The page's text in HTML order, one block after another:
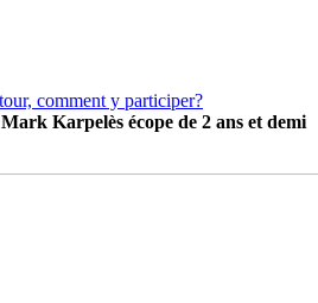
Mark Karpelès écope de 2 ans et demi